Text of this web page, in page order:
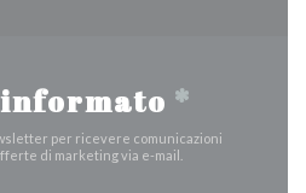
*
per ricevere comunicazioni
di marketing via e-mail.